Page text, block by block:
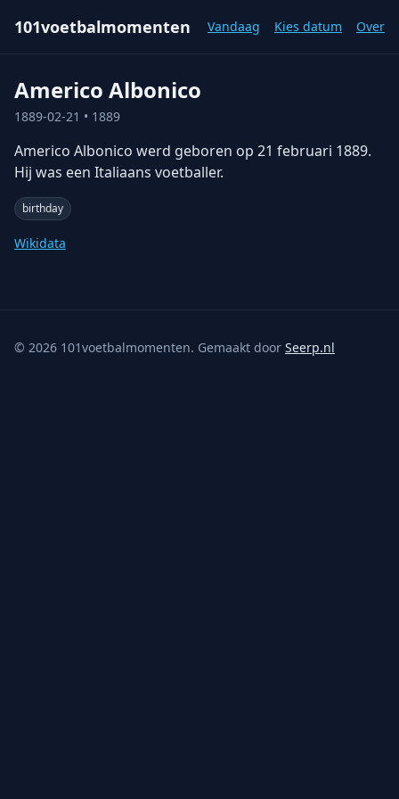
101voetbalmomenten Vandaag Kies datum Over
Americo Albonico
1889-02-21 • 1889
Americo Albonico werd geboren op 21 februari 1889.
Hij was een Italiaans voetballer.
birthday
Wikidata
© 2026 101voetbalmomenten. Gemaakt door Seerp.nl